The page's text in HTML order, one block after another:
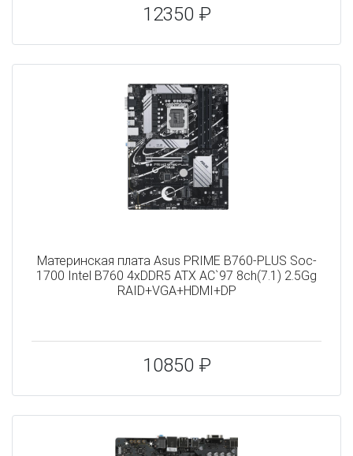
12350 ₽
Материнская плата Asus PRIME B760-PLUS Soc-
1700 Intel B760 4xDDR5 ATX AC`97 8ch(7.1) 2.5Gg
RAID+VGA+HDMI+DP
10850 ₽